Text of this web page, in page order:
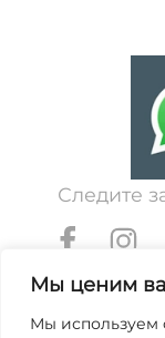
Мы ценим
Мы используем
Следите